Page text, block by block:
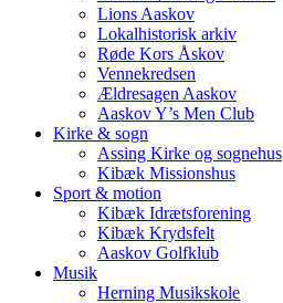
Lions Aaskov
Lokalhistorisk arkiv
Røde Kors Åskov
Vennekredsen
Ældresagen Aaskov
Aaskov Y’s Men Club
Kirke & sogn
Assing Kirke og sognehus
Kibæk Missionshus
Sport & motion
Kibæk Idrætsforening
Kibæk Krydsfelt
Aaskov Golfklub
Musik
Herning Musikskole